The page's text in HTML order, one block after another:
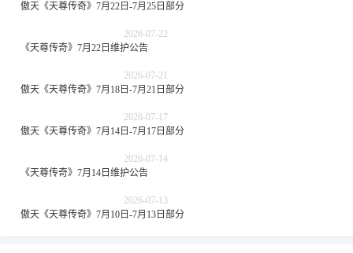
傲天《天尊传奇》7月22日-7月25日部分合区发布
2026-07-22
《天尊传奇》7月22日维护公告
2026-07-21
傲天《天尊传奇》7月18日-7月21日部分合区发布
2026-07-17
傲天《天尊传奇》7月14日-7月17日部分合区发布
2026-07-14
《天尊传奇》7月14日维护公告
2026-07-13
傲天《天尊传奇》7月10日-7月13日部分合区发布